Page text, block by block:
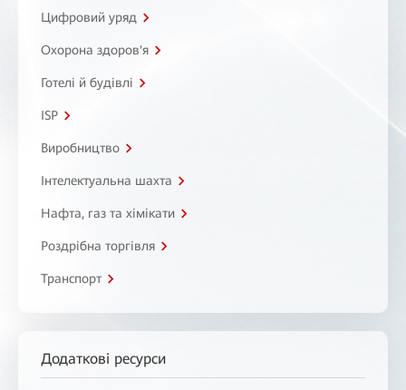
Цифровий уряд
Охорона здоров'я
Готелі й будівлі
ISP
Виробництво
Інтелектуальна шахта
Нафта, газ та хімікати
Роздрібна торгівля
Транспорт
Додаткові ресурси